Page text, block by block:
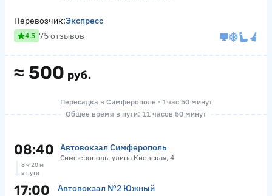
≈ 500 руб.
Перевозчик:Экспресс
4.5 75 отзывов
Пересадка в Симферополе · 1 час 50 минут
Общее время в пути: 11 часов 50 минут
08:40 Автовокзал Симферополь
Симферополь, улица Киевская, 4
8 ч 20 м
в пути
17:00 Автовокзал №2 Южный